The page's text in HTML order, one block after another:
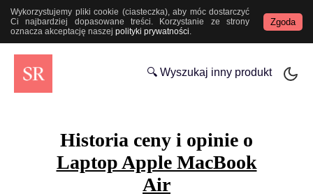
Wykorzystujemy pliki cookie (ciasteczka), aby móc dostarczyć
Ci najbardziej dopasowane treści. Korzystanie ze strony
oznacza akceptację naszej polityki prywatności.
Zgoda
🔍 Wyszukaj inny produkt
Historia ceny i opinie o
Laptop Apple MacBook
Air